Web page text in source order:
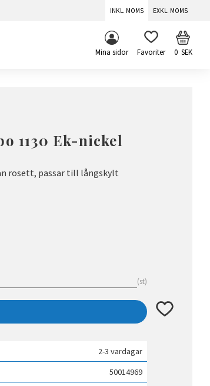
INKL. MOMS EXKL. MOMS
Mina sidor FAVORITER 0SEK
1130 Ek-nickel
rosett, passar till långskylt
st
Lägg till i
2-3 vardagar
50014969